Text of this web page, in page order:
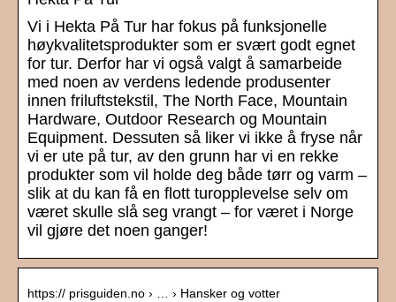
Vi i Hekta På Tur har fokus på funksjonelle
høykvalitetsprodukter som er svært godt egnet
for tur. Derfor har vi også valgt å samarbeide
med noen av verdens ledende produsenter
innen friluftstekstil, The North Face, Mountain
Hardware, Outdoor Research og Mountain
Equipment. Dessuten så liker vi ikke å fryse når
vi er ute på tur, av den grunn har vi en rekke
produkter som vil holde deg både tørr og varm –
slik at du kan få en flott turopplevelse selv om
været skulle slå seg vrangt – for været i Norge
vil gjøre det noen ganger!
https:// prisguiden.no › … › Hansker og votter